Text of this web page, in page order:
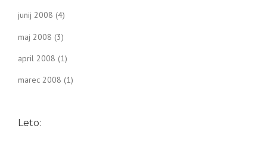
junij 2008 (4)
maj 2008 (3)
april 2008 (1)
marec 2008 (1)
Leto: